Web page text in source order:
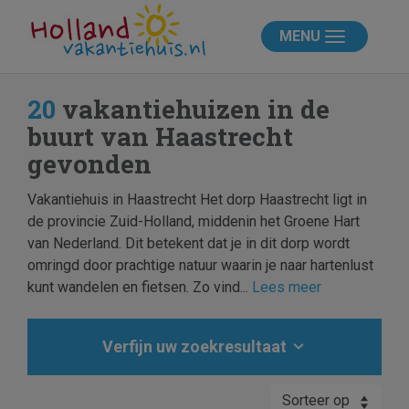
MENU
20 vakantiehuizen in de
buurt van Haastrecht
gevonden
Vakantiehuis in Haastrecht Het dorp Haastrecht ligt in
de provincie Zuid-Holland, middenin het Groene Hart
van Nederland. Dit betekent dat je in dit dorp wordt
omringd door prachtige natuur waarin je naar hartenlust
kunt wandelen en fietsen. Zo vind... Lees meer
Verfijn uw zoekresultaat
Sorteer op